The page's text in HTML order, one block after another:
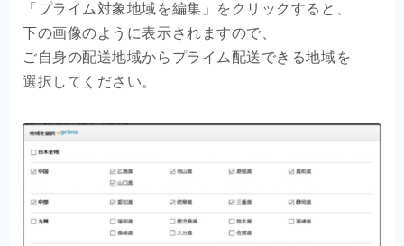
「プライム対象地域を編集」をクリックすると、
下の画像のように表示されますので、
ご自身の配送地域からプライム配送できる地域を
選択してください。